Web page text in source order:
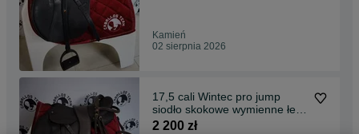
Kamień
02 sierpnia 2026
17,5 cali Wintec pro jump
siodło skokowe wymienne łeki
Id.818
2 200 zł